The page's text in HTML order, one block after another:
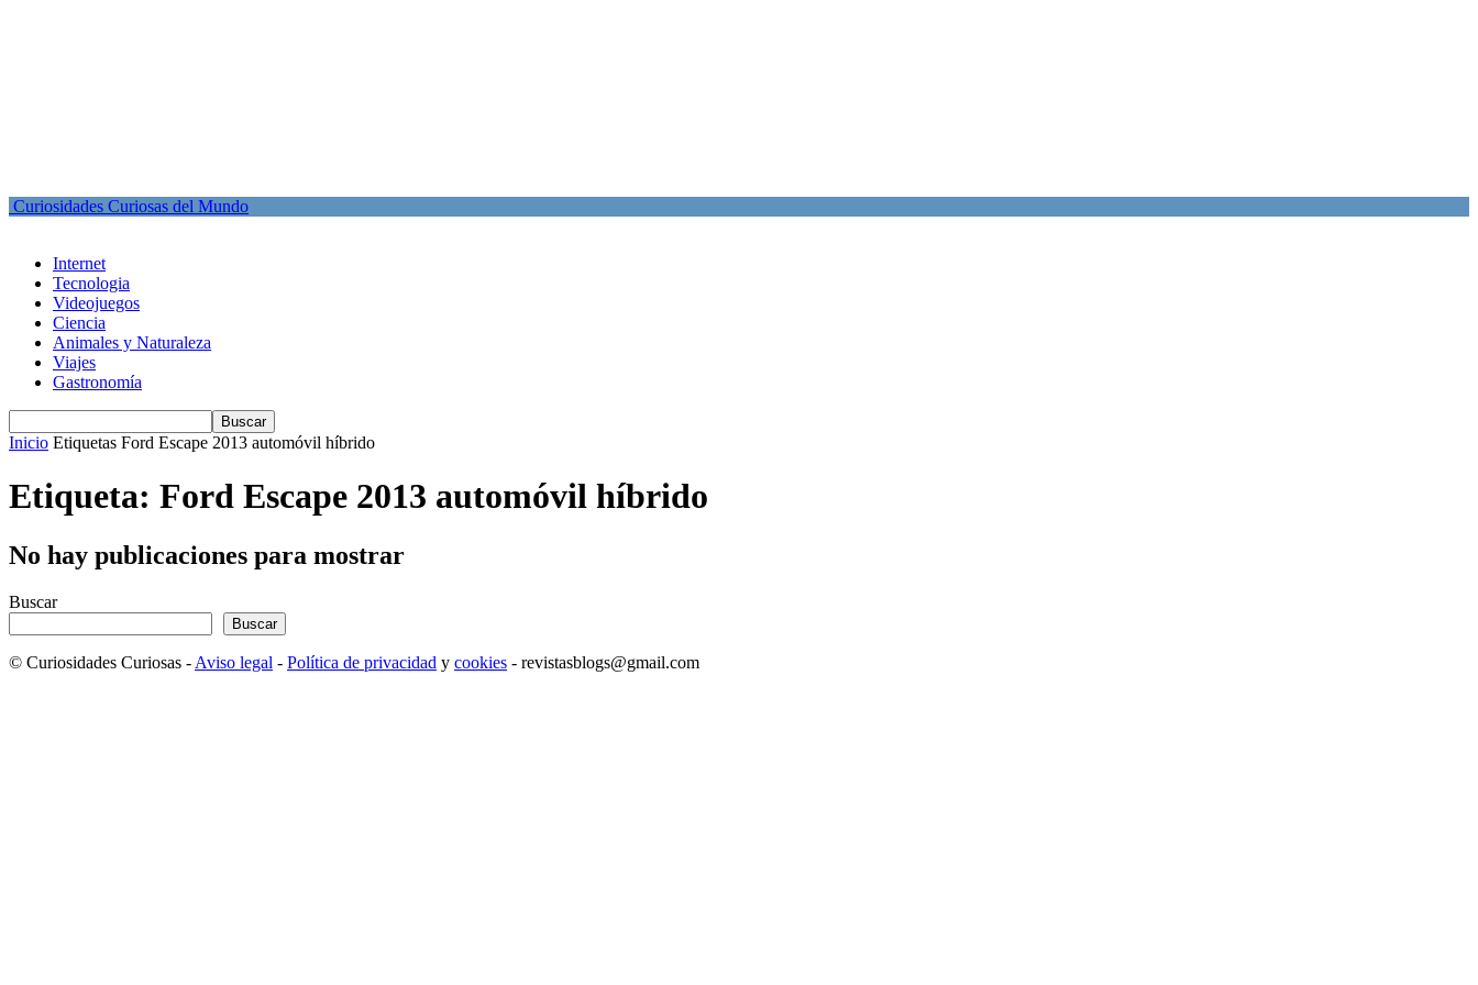
Curiosidades Curiosas del Mundo
Internet
Tecnologia
Videojuegos
Ciencia
Animales y Naturaleza
Viajes
Gastronomía
Inicio Etiquetas Ford Escape 2013 automóvil híbrido
Etiqueta: Ford Escape 2013 automóvil híbrido
No hay publicaciones para mostrar
Buscar
Buscar
© Curiosidades Curiosas - Aviso legal - Política de privacidad y cookies - revistasblogs@gmail.com